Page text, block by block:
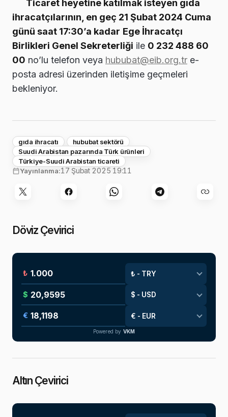
Ticaret heyetine katılmak isteyen gıda
ihracatçılarının, en geç 21 Şubat 2024 Cuma
günü saat 17:30’a kadar Ege İhracatçı
Birlikleri Genel Sekreterliği ile 0 232 488 60
00 no’lu telefon veya hububat@eib.org.tr e-
posta adresi üzerinden iletişime geçmeleri
bekleniyor.
gıda ihracatı
hububat sektörü
Suudi Arabistan pazarında Türk ürünleri
Türkiye-Suudi Arabistan ticareti
Yayınlanma:17 Şubat 2025 19:11
Döviz Çevirici
₺
$
€
Powered by VKM
Altın Çevirici